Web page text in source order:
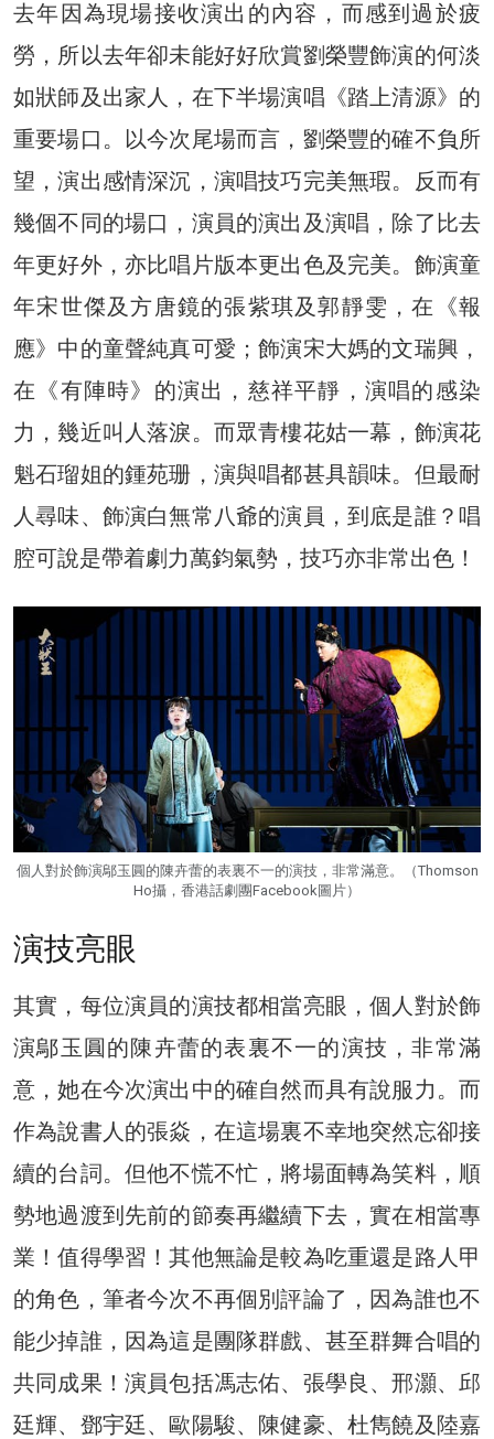
去年因為現場接收演出的內容，而感到過於疲
勞，所以去年卻未能好好欣賞劉榮豐飾演的何淡
如狀師及出家人，在下半場演唱《踏上清源》的
重要場口。以今次尾場而言，劉榮豐的確不負所
望，演出感情深沉，演唱技巧完美無瑕。反而有
幾個不同的場口，演員的演出及演唱，除了比去
年更好外，亦比唱片版本更出色及完美。飾演童
年宋世傑及方唐鏡的張紫琪及郭靜雯，在《報
應》中的童聲純真可愛；飾演宋大媽的文瑞興，
在《有陣時》的演出，慈祥平靜，演唱的感染
力，幾近叫人落淚。而眾青樓花姑一幕，飾演花
魁石瑠姐的鍾苑珊，演與唱都甚具韻味。但最耐
人尋味、飾演白無常八爺的演員，到底是誰？唱
腔可說是帶着劇力萬鈞氣勢，技巧亦非常出色！
個人對於飾演鄔玉圓的陳卉蕾的表裏不一的演技，非常滿意。（Thomson
Ho攝，香港話劇團Facebook圖片）
演技亮眼
其實，每位演員的演技都相當亮眼，個人對於飾
演鄔玉圓的陳卉蕾的表裏不一的演技，非常滿
意，她在今次演出中的確自然而具有說服力。而
作為說書人的張焱，在這場裏不幸地突然忘卻接
續的台詞。但他不慌不忙，將場面轉為笑料，順
勢地過渡到先前的節奏再繼續下去，實在相當專
業！值得學習！其他無論是較為吃重還是路人甲
的角色，筆者今次不再個別評論了，因為誰也不
能少掉誰，因為這是團隊群戲、甚至群舞合唱的
共同成果！演員包括馮志佑、張學良、邢灝、邱
廷輝、鄧宇廷、歐陽駿、陳健豪、杜雋饒及陸嘉